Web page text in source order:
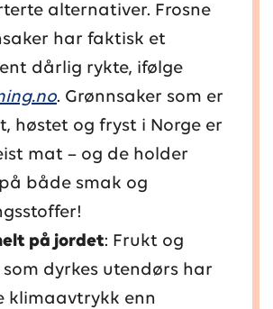
alternativer. Frosne
har faktisk et
dårlig rykte, ifølge
. Grønnsaker som er
høstet og fryst i Norge er
mat – og de holder
både smak og
på jordet: Frukt og
dyrkes utendørs har
klimaavtrykk enn